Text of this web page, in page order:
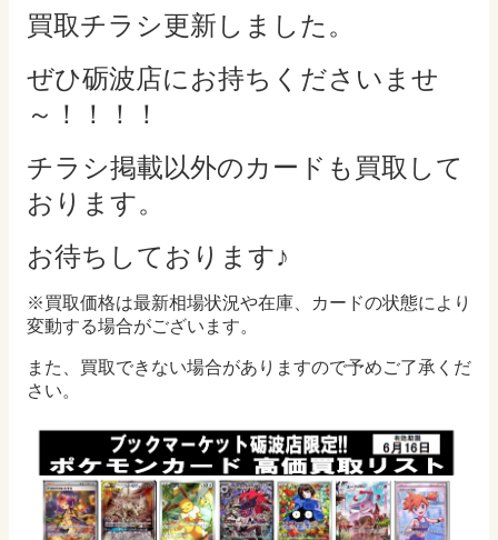
買取チラシ更新しました。
ぜひ砺波店にお持ちくださいませ
～！！！！
チラシ掲載以外のカードも買取して
おります。
お待ちしております♪
※買取価格は最新相場状況や在庫、カードの状態により
変動する場合がございます。
また、買取できない場合がありますので予めご了承くだ
さい。